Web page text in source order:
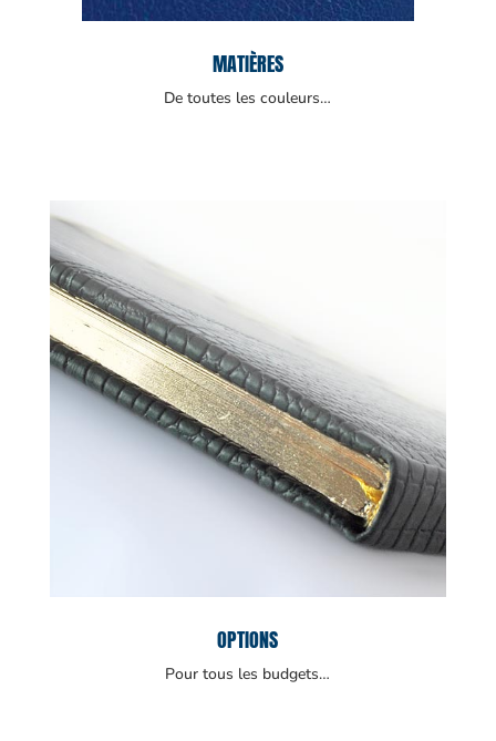
MATIÈRES
De toutes les couleurs…
OPTIONS
Pour tous les budgets…